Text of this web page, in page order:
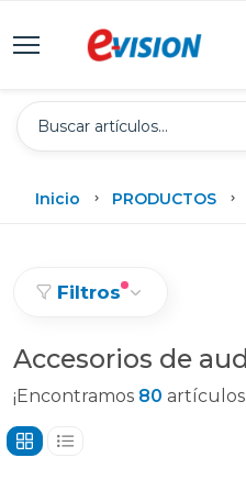
Inicio PRODUCTOS
Filtros
Accesorios de
¡Encontramos 80 artículos